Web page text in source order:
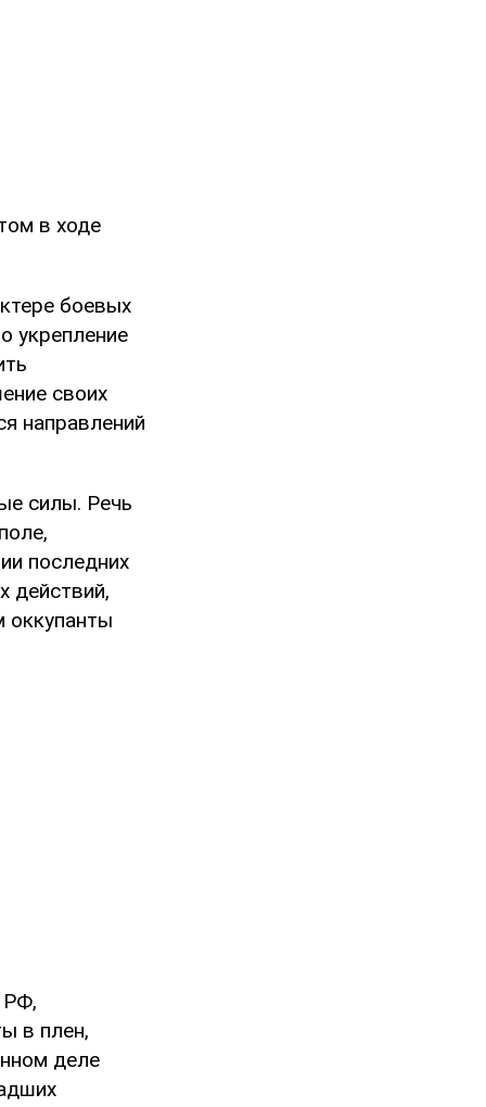
в ходе
боевых
укрепление
своих
направлений
силы. Речь
последних
действий,
оккупанты
РФ,
в плен,
деле